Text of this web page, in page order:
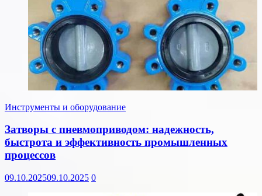
Инструменты и оборудование
Затворы с пневмоприводом: надежность,
быстрота и эффективность промышленных
процессов
09.10.202509.10.2025 0